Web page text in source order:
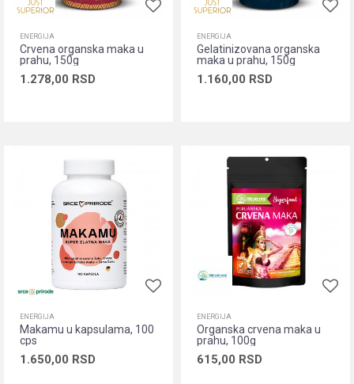
ENERGIJA
Crvena organska maka u
prahu, 150g
1.278,00 RSD
ENERGIJA
Gelatinizovana organska
maka u prahu, 150g
1.160,00 RSD
ENERGIJA
Makamu u kapsulama, 100
cps
1.650,00 RSD
ENERGIJA
Organska crvena maka u
prahu, 100g
615,00 RSD